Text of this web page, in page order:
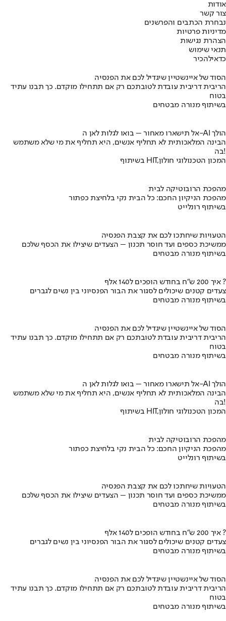
אודות
צור קשר
נבחרת הכתבים והפרשנים
מדיניות פרטיות
הצהרת נגישות
תנאי שימוש
כדאילהכיר
הסוד של איינשטיין שיגדיל לכם את הפנסיה
הריבית דריבית עובדת לטובתכם רק אם תתחילו מוקדם. כך תבנו עתיד
בטוח
בשיתוף מנורה מבטחים
אל תישארו מאחור – בואו לגלות לאן ה-AI הולך
הבינה המלאכותית לא תחליף אנשים, היא תחליף את מי שלא משתמש
בה!
בשיתוף HIT,המכון הטכנולוגי חולון
מהפכת הרובוטיקה לבית
מהפכת הניקיון החכם: כל הבית נקי בלחיצת כפתור
בשיתוף רונלייט
הטעויות שיחתכו לכם את קצבת הפנסיה
ממשיכת כספים ועד חוסר תכנון – הצעדים שיצילו את הכסף שלכם
בשיתוף מנורה מבטחים
איך 200 ש"ח בחודש הופכים ל140 אלף ?
צעדים קטנים שיכולים לסגור את הבור הפנסיוני בין נשים לגברים
בשיתוף מנורה מבטחים
הסוד של איינשטיין שיגדיל לכם את הפנסיה
הריבית דריבית עובדת לטובתכם רק אם תתחילו מוקדם. כך תבנו עתיד
בטוח
בשיתוף מנורה מבטחים
אל תישארו מאחור – בואו לגלות לאן ה-AI הולך
הבינה המלאכותית לא תחליף אנשים, היא תחליף את מי שלא משתמש
בה!
בשיתוף HIT,המכון הטכנולוגי חולון
מהפכת הרובוטיקה לבית
מהפכת הניקיון החכם: כל הבית נקי בלחיצת כפתור
בשיתוף רונלייט
הטעויות שיחתכו לכם את קצבת הפנסיה
ממשיכת כספים ועד חוסר תכנון – הצעדים שיצילו את הכסף שלכם
בשיתוף מנורה מבטחים
איך 200 ש"ח בחודש הופכים ל140 אלף ?
צעדים קטנים שיכולים לסגור את הבור הפנסיוני בין נשים לגברים
בשיתוף מנורה מבטחים
הסוד של איינשטיין שיגדיל לכם את הפנסיה
הריבית דריבית עובדת לטובתכם רק אם תתחילו מוקדם. כך תבנו עתיד
בטוח
בשיתוף מנורה מבטחים